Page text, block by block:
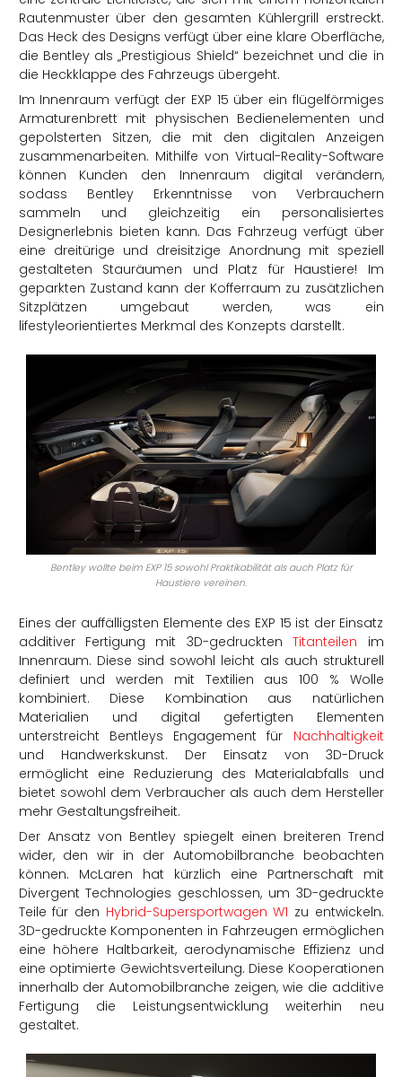
Rautenmuster über den gesamten Kühlergrill erstreckt.
Das Heck des Designs verfügt über eine klare Oberfläche,
die Bentley als „Prestigious Shield“ bezeichnet und die in
die Heckklappe des Fahrzeugs übergeht.
Im Innenraum verfügt der EXP 15 über ein flügelförmiges
Armaturenbrett mit physischen Bedienelementen und
gepolsterten Sitzen, die mit den digitalen Anzeigen
zusammenarbeiten. Mithilfe von Virtual-Reality-Software
können Kunden den Innenraum digital verändern,
sodass Bentley Erkenntnisse von Verbrauchern
sammeln und gleichzeitig ein personalisiertes
Designerlebnis bieten kann. Das Fahrzeug verfügt über
eine dreitürige und dreisitzige Anordnung mit speziell
gestalteten Stauräumen und Platz für Haustiere! Im
geparkten Zustand kann der Kofferraum zu zusätzlichen
Sitzplätzen umgebaut werden, was ein
lifestyleorientiertes Merkmal des Konzepts darstellt.
Bentley wollte beim EXP 15 sowohl Praktikabilität als auch Platz für
Haustiere vereinen.
Eines der auffälligsten Elemente des EXP 15 ist der Einsatz
additiver Fertigung mit 3D-gedrucktenTitanteilen im
Innenraum. Diese sind sowohl leicht als auch strukturell
definiert und werden mit Textilien aus 100 % Wolle
kombiniert. Diese Kombination aus natürlichen
Materialien und digital gefertigten Elementen
unterstreicht Bentleys Engagement für Nachhaltigkeit
und Handwerkskunst. Der Einsatz von 3D-Druck
ermöglicht eine Reduzierung des Materialabfalls und
bietet sowohl dem Verbraucher als auch dem Hersteller
mehr Gestaltungsfreiheit.
Der Ansatz von Bentley spiegelt einen breiteren Trend
wider, den wir in der Automobilbranche beobachten
können. McLaren hat kürzlich eine Partnerschaft mit
Divergent Technologies geschlossen, um 3D-gedruckte
Teile für den Hybrid-Supersportwagen W1 zu entwickeln.
3D-gedruckte Komponenten in Fahrzeugen ermöglichen
eine höhere Haltbarkeit, aerodynamische Effizienz und
eine optimierte Gewichtsverteilung. Diese Kooperationen
innerhalb der Automobilbranche zeigen, wie die additive
Fertigung die Leistungsentwicklung weiterhin neu
gestaltet.